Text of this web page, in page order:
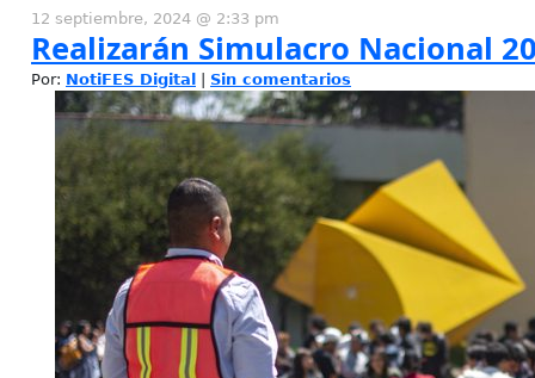
12 septiembre, 2024 @ 2:33 pm
Realizarán Simulacro Nacional
Por: NotiFES Digital Sin comentarios